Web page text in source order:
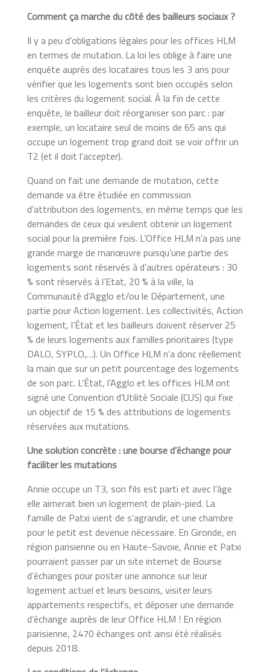
Comment ça marche du côté des bailleurs sociaux ?
Il y a peu d’obligations légales pour les offices HLM
en termes de mutation. La loi les oblige à faire une
enquête auprès des locataires tous les 3 ans pour
vérifier que les logements sont bien occupés selon
les critères du logement social. À la fin de cette
enquête, le bailleur doit réorganiser son parc : par
exemple, un locataire seul de moins de 65 ans qui
occupe un logement trop grand doit se voir offrir un
T2 (et il doit l’accepter).
Quand on fait une demande de mutation, cette
demande va être étudiée en commission
d’attribution des logements, en même temps que les
demandes de ceux qui veulent obtenir un logement
social pour la première fois. L’Office HLM n’a pas une
grande marge de manœuvre puisqu’une partie des
logements sont réservés à d’autres opérateurs : 30
% sont réservés à l’Etat, 20 % à la ville, la
Communauté d’Agglo et/ou le Département, une
partie pour Action logement. Les collectivités, Action
logement, l’État et les bailleurs doivent réserver 25
% de leurs logements aux familles prioritaires (type
DALO, SYPLO,…). Un Office HLM n’a donc réellement
la main que sur un petit pourcentage des logements
de son parc. L’État, l’Agglo et les offices HLM ont
signé une Convention d’Utilité Sociale (CUS) qui fixe
un objectif de 15 % des attributions de logements
réservées aux mutations.
Une solution concrète : une bourse d’échange pour
faciliter les mutations
Annie occupe un T3, son fils est parti et avec l’âge
elle aimerait bien un logement de plain-pied. La
famille de Patxi vient de s’agrandir, et une chambre
pour le petit est devenue nécessaire. En Gironde, en
région parisienne ou en Haute-Savoie, Annie et Patxi
pourraient passer par un site internet de Bourse
d’échanges pour poster une annonce sur leur
logement actuel et leurs besoins, visiter leurs
appartements respectifs, et déposer une demande
d’échange auprès de leur Office HLM ! En région
parisienne, 2470 échanges ont ainsi été réalisés
depuis 2018.